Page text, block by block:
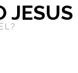
JESUS